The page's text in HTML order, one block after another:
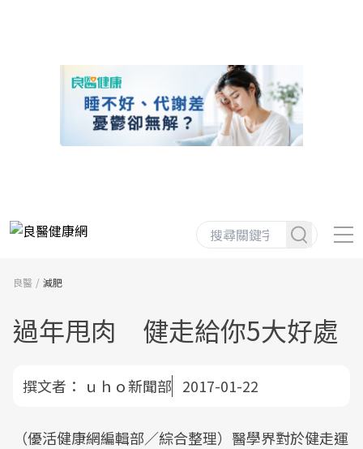
良醫 減肥
過年甩肉 健走給你5大好處
撰文者： ｕｈｏ新聞部 2017-01-22
（優活健康網編輯部／綜合整理）醫學界對於健走運